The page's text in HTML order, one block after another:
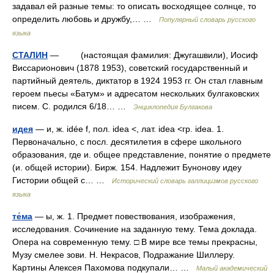
задавал ей разные темы: то описать восходящее солнце, то
определить любовь и дружбу,… …
Популярный словарь русского
языка
СТАЛИН — (настоящая фамилия: Джугашвили), Иосиф
Виссарионович (1878 1953), советский государственный и
партийный деятель, диктатор в 1924 1953 гг. Он стал главным
героем пьесы «Батум» и адресатом нескольких булгаковских
писем. С. родился 6/18… …
Энциклопедия Булгакова
идея — и, ж. idée f, пол. idea <, лат. idea <гр. idea. 1.
Первоначально, с посл. десятилетия в сфере школьного
образования, где и. общее представление, понятие о предмете
(и. общей истории). Бирж. 154. Надлежит Бунонову идеу
Гистории общей с… …
Исторический словарь галлицизмов русского
языка
те́ма — ы, ж. 1. Предмет повествования, изображения,
исследования. Сочинение на заданную тему. Тема доклада.
Опера на современную тему. □ В мире все темы прекрасны,
Музу смелее зови. Н. Некрасов, Подражание Шиллеру.
Картины Алексея Пахомова подкупали… …
Малый академический